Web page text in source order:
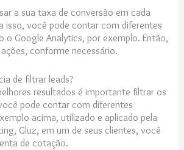
a sua taxa de conversão em cada
isso, você pode contar com diferentes
o Google Analytics, por exemplo. Então,
conforme necessário.
de filtrar leads?
resultados é importante filtrar os
pode contar com diferentes
acima, utilizado e aplicado pela
Gluz, em um de seus clientes, você
de cotação.